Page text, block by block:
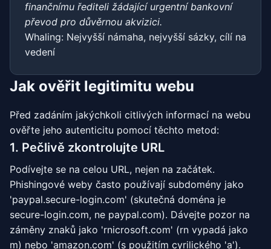
finančnímu řediteli žádající urgentní bankovní
převod pro důvěrnou akvizici.
Whaling: Nejvyšší námaha, nejvyšší sázky, cílí na
vedení
Jak ověřit legitimitu webu
Před zadáním jakýchkoli citlivých informací na webu
ověřte jeho autenticitu pomocí těchto metod:
1. Pečlivě zkontrolujte URL
Podívejte se na celou URL, nejen na začátek.
Phishingové weby často používají subdomény jako
'paypal.secure-login.com' (skutečná doména je
secure-login.com, ne paypal.com). Dávejte pozor na
záměny znaků jako 'rnicrosoft.com' (rn vypadá jako
m) nebo 'аmazon.com' (s použitím cyrilického 'а').